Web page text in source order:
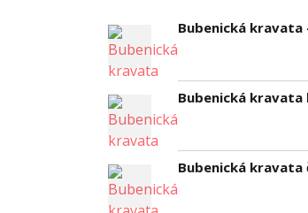
Bubenická kravata
Bubenická kravata
Bubenická kravata